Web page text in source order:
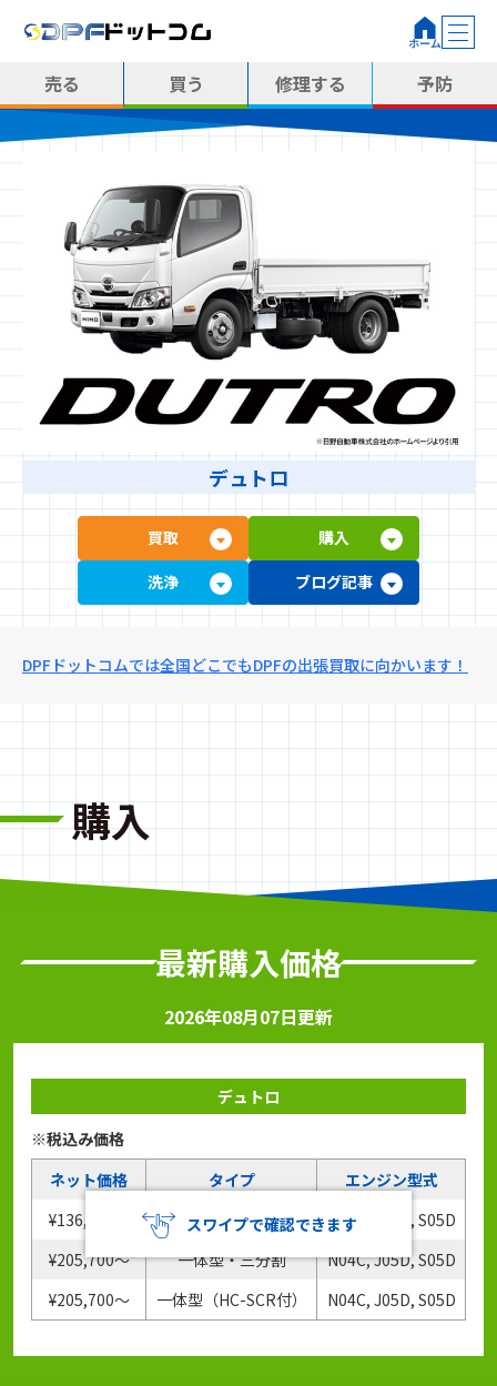
売る 買う 修理する 予防
デュトロ
買取
購入
洗浄
ブログ記事
DPFドットコムでは全国どこでもDPFの出張買取に向かいます！
購入
最新購入価格
2026年08月07日更新
デュトロ
※税込み価格
ネット価格
タイプ
エンジン型式
¥136,400〜
フィルタのみ
N04C, J05D, S05D
¥205,700〜
一体型・三分割
N04C, J05D, S05D
¥205,700〜
一体型（HC-SCR付） N04C, J05D, S05D
スワイプで確認できます